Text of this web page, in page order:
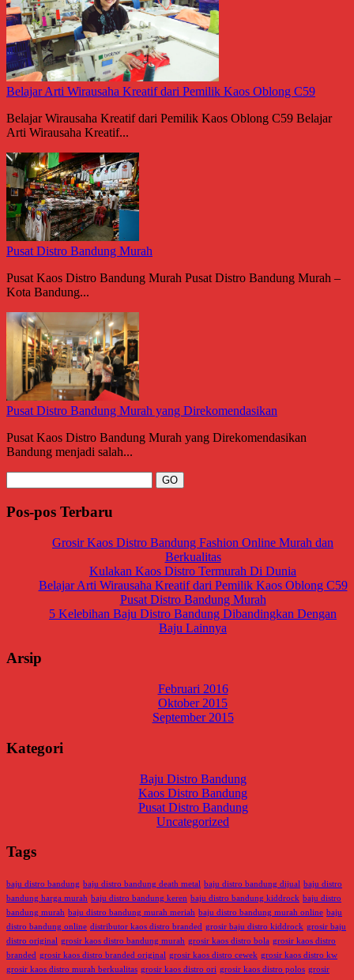
Belajar Arti Wirausaha Kreatif dari Pemilik Kaos Oblong C59
Belajar Wirausaha Kreatif dari Pemilik Kaos Oblong C59 Belajar
Arti Wirausaha Kreatif...
Pusat Distro Bandung Murah
Pusat Kaos Distro Bandung Murah Pusat Distro Bandung Murah –
Kota Bandung...
Pusat Distro Bandung Murah yang Direkomendasikan
Pusat Kaos Distro Bandung Murah yang Direkomendasikan
Bandung menjadi salah...
Pos-pos Terbaru
Grosir Kaos Distro Bandung Fashion Online Murah dan
Berkualitas
Kulakan Kaos Distro Termurah Di Dunia
Belajar Arti Wirausaha Kreatif dari Pemilik Kaos Oblong C59
Pusat Distro Bandung Murah
5 Kelebihan Baju Distro Bandung Dibandingkan Dengan
Baju Lainnya
Arsip
Februari 2016
Oktober 2015
September 2015
Kategori
Baju Distro Bandung
Kaos Distro Bandung
Pusat Distro Bandung
Uncategorized
Tags
baju distro bandung baju distro bandung death metal baju distro bandung dijual baju distro
bandung harga murah baju distro bandung keren baju distro bandung kiddrock baju distro
bandung murah baju distro bandung murah meriah baju distro bandung murah online baju
distro bandung online distributor kaos distro branded grosir baju distro kiddrock grosir baju
distro original grosir kaos distro bandung murah grosir kaos distro bola grosir kaos distro
branded grosir kaos distro branded original grosir kaos distro cewek grosir kaos distro kw
grosir kaos distro murah berkualitas grosir kaos distro ori grosir kaos distro polos grosir